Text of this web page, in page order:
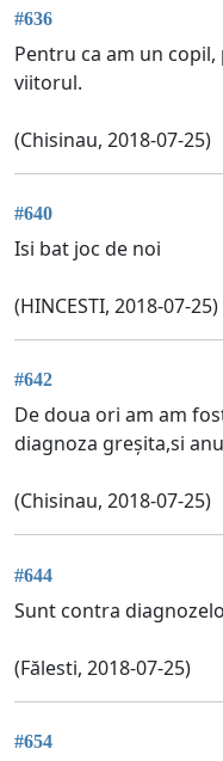
#636
Pentru ca am un
viitorul.
(Chisinau, 2018-07-25)
#640
Isi bat joc de noi
(HINCESTI, 2018-07-25)
#642
De doua ori am am
diagnoza greșita,si
(Chisinau, 2018-07-25)
#644
Sunt contra
(Fălesti, 2018-07-25)
#654